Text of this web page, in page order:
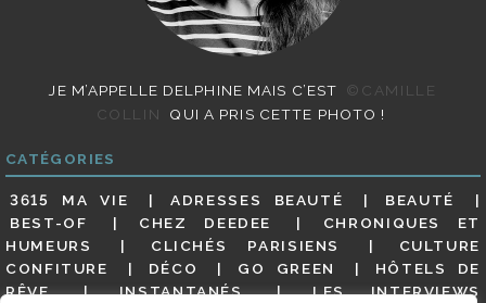
JE M’APPELLE DELPHINE MAIS C’EST
©CAMILLE
COLLIN
QUI A PRIS CETTE PHOTO !
CATÉGORIES
3615 MA VIE ADRESSES BEAUTÉ
BEAUTÉ
BEST-OF
CHEZ DEEDEE
CHRONIQUES ET
HUMEURS
CLICHÉS PARISIENS
CULTURE
CONFITURE
DÉCO GO GREEN
HÔTELS DE
RÊVE
INSTANTANÉS LES INTERVIEWS